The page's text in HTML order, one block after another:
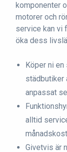
komponenter
motorer och
service kan vi
öka dess
Köper ni
städbutiker
anpassat
alltid
Givetvis är